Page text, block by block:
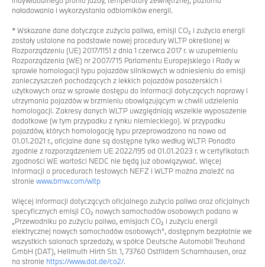
naładowania i wykorzystania odbiorników energii.
* Wskazane dane dotyczące zużycia paliwa, emisji CO₂ i zużycia energii
zostały ustalone na podstawie nowej procedury WLTP określonej w
Rozporządzeniu (UE) 2017/1151 z dnia 1 czerwca 2017 r. w uzupełnieniu
Rozporządzenia (WE) nr 2007/715 Parlamentu Europejskiego i Rady w
sprawie homologacji typu pojazdów silnikowych w odniesieniu do emisji
zanieczyszczeń pochodzących z lekkich pojazdów pasażerskich i
użytkowych oraz w sprawie dostępu do informacji dotyczących naprawy i
utrzymania pojazdów w brzmieniu obowiązującym w chwili udzielenia
homologacji. Zakresy danych WLTP uwzględniają wszelkie wyposażenie
dodatkowe (w tym przypadku z rynku niemieckiego). W przypadku
pojazdów, których homologację typu przeprowadzono na nowo od
01.01.2021 r., oficjalne dane są dostępne tylko według WLTP. Ponadto
zgodnie z rozporządzeniem UE 2022/195 od 01.01.2023 r. w certyfikatach
zgodności WE wartości NEDC nie będą już obowiązywać. Więcej
informacji o procedurach testowych NEFZ i WLTP można znaleźć na
stronie www.bmw.com/wltp
Więcej informacji dotyczących oficjalnego zużycia paliwa oraz oficjalnych
specyficznych emisji CO₂ nowych samochodów osobowych podano w
„Przewodniku po zużyciu paliwa, emisjach CO₂ i zużyciu energii
elektrycznej nowych samochodów osobowych”, dostępnym bezpłatnie we
wszystkich salonach sprzedaży, w spółce Deutsche Automobil Treuhand
GmbH (DAT), Hellmuth Hirth Str. 1, 73760 Ostfildern Scharnhausen, oraz
na stronie https://www.dat.de/co2/.